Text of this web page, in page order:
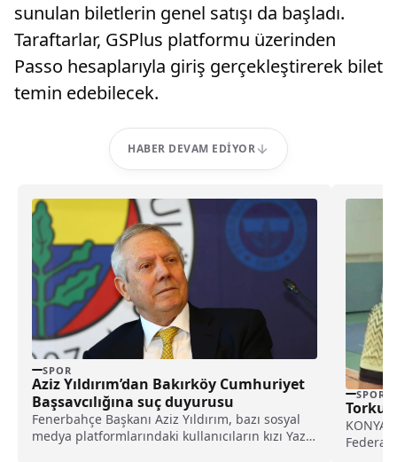
sunulan biletlerin genel satışı da başladı.
Taraftarlar, GSPlus platformu üzerinden
Passo hesaplarıyla giriş gerçekleştirerek bilet
temin edebilecek.
HABER DEVAM EDIYOR
SPOR
Aziz Yıldırım’dan Bakırköy Cumhuriyet
Başsavcılığına suç duyurusu
Fenerbahçe Başkanı Aziz Yıldırım, bazı sosyal
medya platformlarındaki kullanıcıların kızı Yaz
SPOR
KONYA